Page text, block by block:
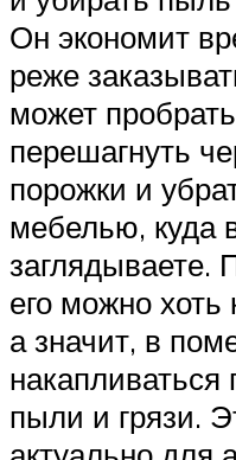
Он экономит
реже
может
перешагнуть
порожки и
мебелью, куда
заглядываете.
его можно
а значит, в
пыли и грязи.